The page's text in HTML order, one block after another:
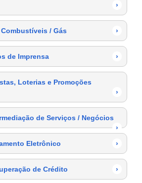
›
/ Gás ›
de Imprensa ›
Loterias e Promoções
›
de Serviços / Negócios
›
Eletrônico
›
de Crédito ›